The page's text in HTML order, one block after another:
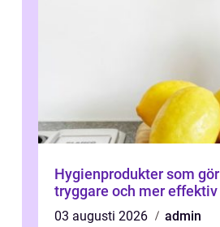
Hygienprodukter som
tryggare och mer effektiv
03 augusti 2026
admin